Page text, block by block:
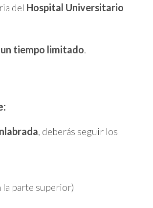
del Hospital Universitario
tiempo limitado
, deberás seguir los
la parte superior)